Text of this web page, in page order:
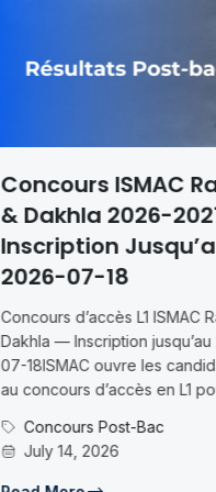
Concours ISMAC
& Dakhla 2026-
Inscription
2026-07-18
Concours d’accès L1 ISMAC
Dakhla — Inscription
07-18ISMAC ouvre les
au concours d’accès en L1
Concours Post-Bac
July 14, 2026